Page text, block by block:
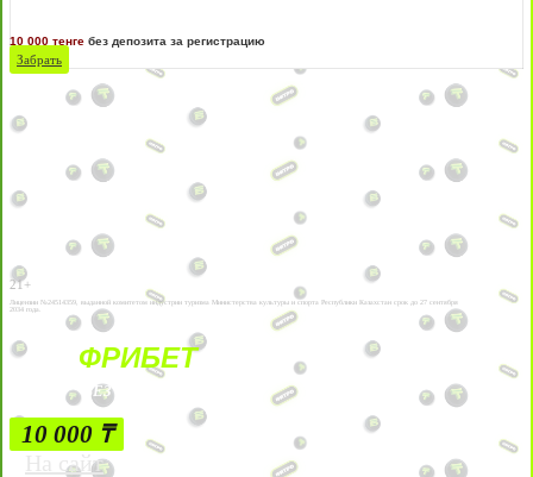
10 000 тенге без депозита за регистрацию
Забрать
21+
Лицензии №24514359, выданной комитетом индустрии туризма Министерства культуры и спорта Республики Казахстан срок до 27 сентября
2034 года.
ФРИБЕТ
БЕЗ УСЛОВИЙ
10 000 ₸
На сайт